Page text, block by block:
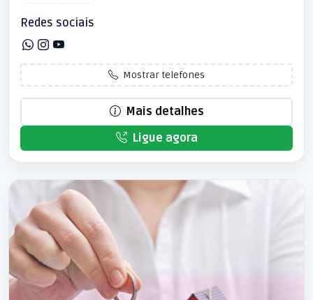
Redes sociais
Mostrar telefones
Mais detalhes
Ligue agora
Patrocinado